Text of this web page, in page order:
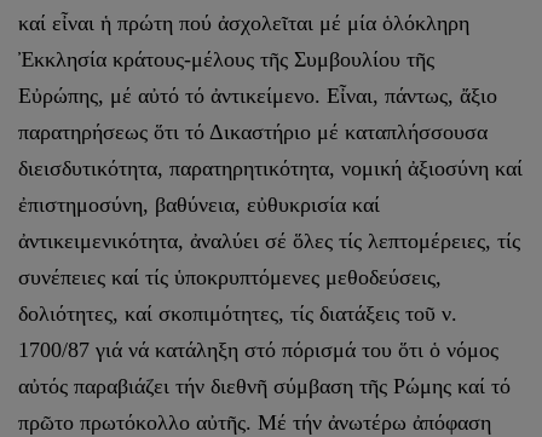
καί εἶναι ἡ πρώτη πού ἀσχολεῖται μέ μία ὁλόκληρη
Ἐκκλησία κράτους-μέλους τῆς Συμβουλίου τῆς
Εὐρώπης, μέ αὐτό τό ἀντικείμενο. Εἶναι, πάντως, ἄξιο
παρατηρήσεως ὅτι τό Δικαστήριο μέ καταπλήσσουσα
διεισδυτικότητα, παρατηρητικότητα, νομική ἀξιοσύνη καί
ἐπιστημοσύνη, βαθύνεια, εὐθυκρισία καί
ἀντικειμενικότητα, ἀναλύει σέ ὅλες τίς λεπτομέρειες, τίς
συνέπειες καί τίς ὑποκρυπτόμενες μεθοδεύσεις,
δολιότητες, καί σκοπιμότητες, τίς διατάξεις τοῦ ν.
1700/87 γιά νά κατάληξη στό πόρισμά του ὅτι ὁ νόμος
αὐτός παραβιάζει τήν διεθνῆ σύμβαση τῆς Ρώμης καί τό
πρῶτο πρωτόκολλο αὐτῆς. Μέ τήν ἀνωτέρω ἀπόφαση